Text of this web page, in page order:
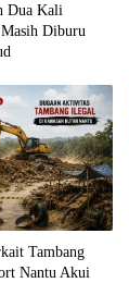
Dua Kali
Diburu
Tambang
Nantu Akui